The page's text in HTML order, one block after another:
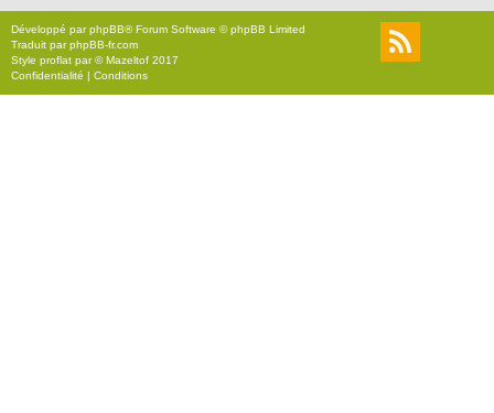
c
r
Développé parphpBB® Forum Software © phpBB Limited
Traduit parphpBB-fr.com
Style proflat par ©Mazeltof 2017
Confidentialité | Conditions